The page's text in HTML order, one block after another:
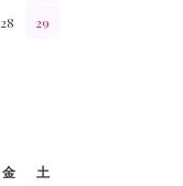
28
29
金
土